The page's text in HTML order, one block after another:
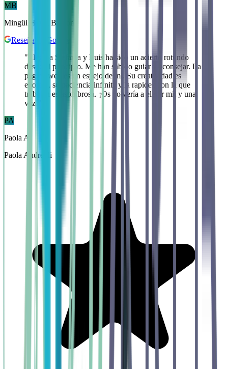
MB
Mingüi Hevia Barcon
Reseña de Google
" Elegir a Stefanía y Luis ha sido un acierto rotundo
desde el principio. Me han sabido guiar y aconsejar. La
página web es un espejo de mí. Su creatividad es
enorme, su paciencia infinita y la rapidez con la que
trabajan es asombrosa. ¡Os volvería a elegir mil y una
vez!
PA
Paola A.
Paola Andreoli